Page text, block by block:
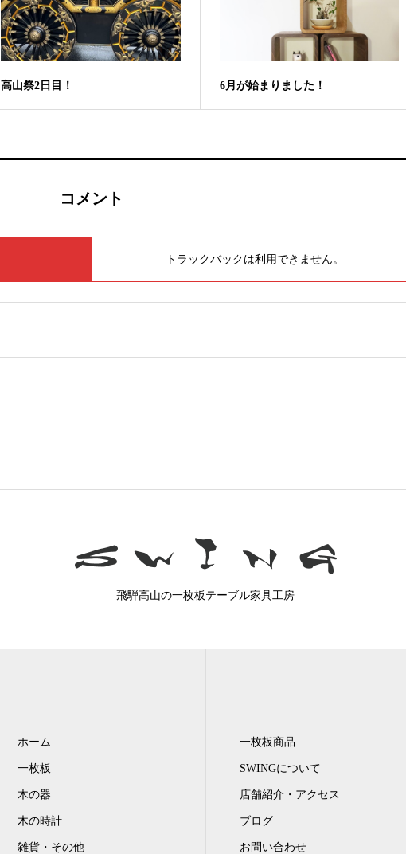
高山祭2日目！ 6月が始まりました！
コメント
トラックバックは利用できません。
飛騨高山の一枚板テーブル家具工房
ホーム
一枚板
木の器
木の時計
雑貨・その他
一枚板商品
SWINGについて
店舗紹介・アクセス
ブログ
お問い合わせ